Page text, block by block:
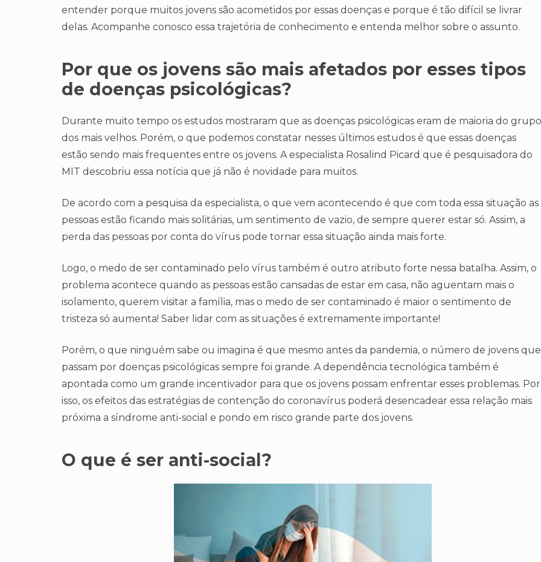
entender porque muitos jovens são acometidos por essas doenças e porque é tão difícil se livrar
delas. Acompanhe conosco essa trajetória de conhecimento e entenda melhor sobre o assunto.
Por que os jovens são mais afetados por esses tipos
de doenças psicológicas?
Durante muito tempo os estudos mostraram que as doenças psicológicas eram de maioria do grupo
dos mais velhos. Porém, o que podemos constatar nesses últimos estudos é que essas doenças
estão sendo mais frequentes entre os jovens. A especialista Rosalind Picard que é pesquisadora do
MIT descobriu essa notícia que já não é novidade para muitos.
De acordo com a pesquisa da especialista, o que vem acontecendo é que com toda essa situação as
pessoas estão ficando mais solitárias, um sentimento de vazio, de sempre querer estar só. Assim, a
perda das pessoas por conta do vírus pode tornar essa situação ainda mais forte.
Logo, o medo de ser contaminado pelo vírus também é outro atributo forte nessa batalha. Assim, o
problema acontece quando as pessoas estão cansadas de estar em casa, não aguentam mais o
isolamento, querem visitar a família, mas o medo de ser contaminado é maior o sentimento de
tristeza só aumenta! Saber lidar com as situações é extremamente importante!
Porém, o que ninguém sabe ou imagina é que mesmo antes da pandemia, o número de jovens que
passam por doenças psicológicas sempre foi grande. A dependência tecnológica também é
apontada como um grande incentivador para que os jovens possam enfrentar esses problemas. Por
isso, os efeitos das estratégias de contenção do coronavírus poderá desencadear essa relação mais
próxima a síndrome anti-social e pondo em risco grande parte dos jovens.
O que é ser anti-social?